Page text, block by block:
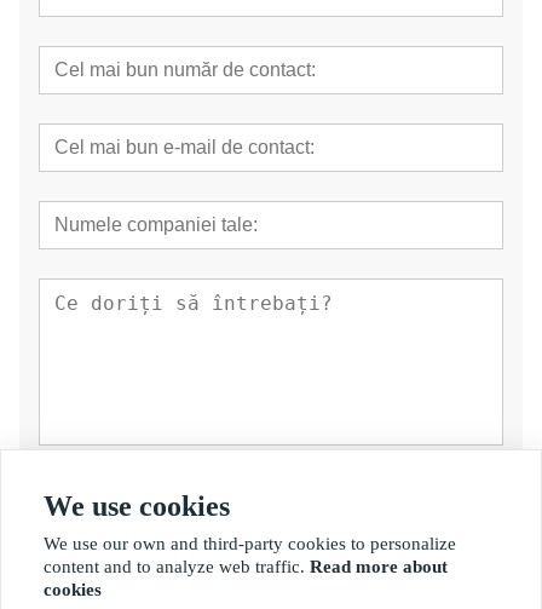
prezenta
We use cookies
We use our own and third-party cookies to personalize
content and to analyze web traffic. Read more about
cookies